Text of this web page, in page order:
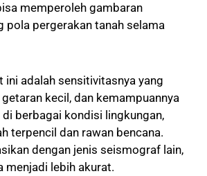
memperoleh gambaran
pola pergerakan tanah selama
ini adalah sensitivitasnya yang
kecil, dan kemampuannya
berbagai kondisi lingkungan,
terpencil dan rawan bencana.
dengan jenis seismograf lain,
menjadi lebih akurat.